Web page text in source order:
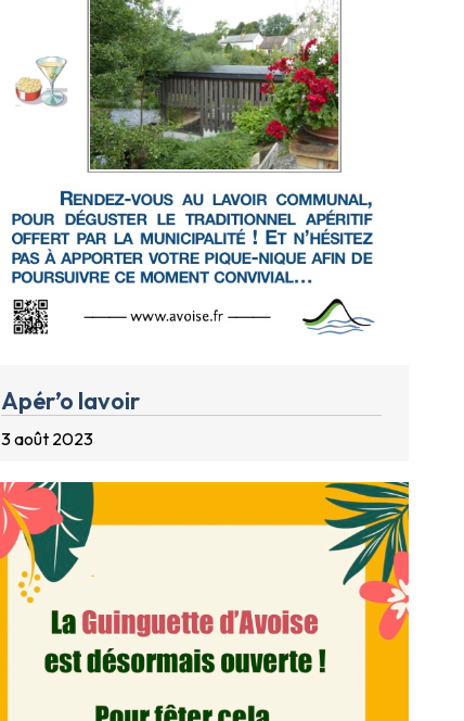
Apér’o lavoir
3 août 2023